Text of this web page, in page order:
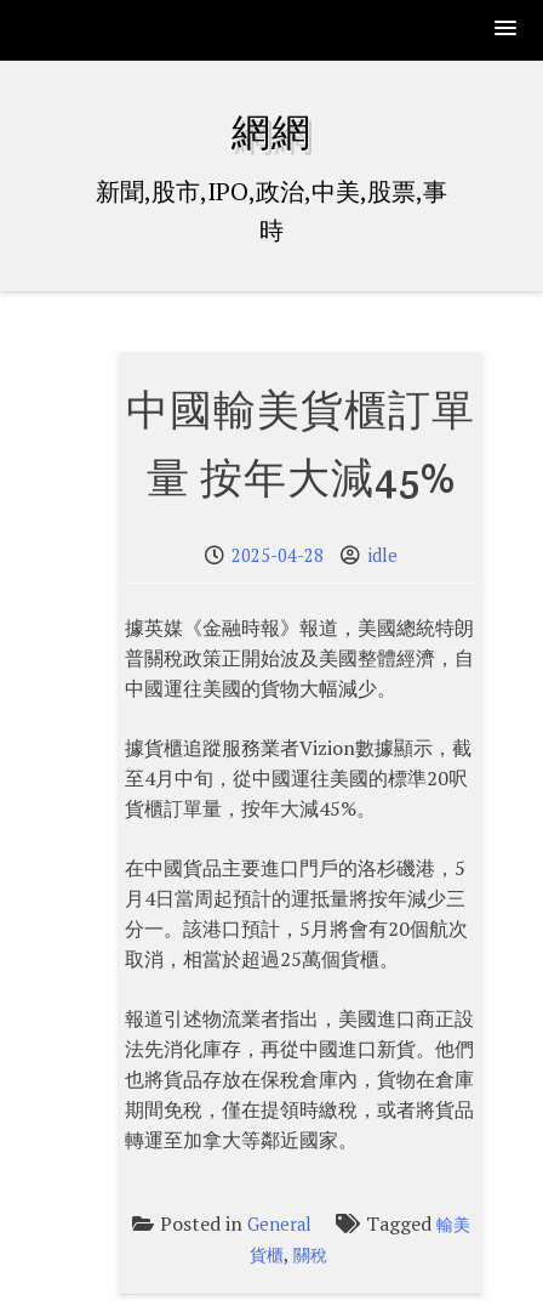
網網
新聞,股市,IPO,政治,中美,股票,事
時
中國輸美貨櫃訂單
量 按年大減45%
2025-04-28 idle
據英媒《金融時報》報道，美國總統特朗
普關稅政策正開始波及美國整體經濟，自
中國運往美國的貨物大幅減少。
據貨櫃追蹤服務業者Vizion數據顯示，截
至4月中旬，從中國運往美國的標準20呎
貨櫃訂單量，按年大減45%。
在中國貨品主要進口門戶的洛杉磯港，5
月4日當周起預計的運抵量將按年減少三
分一。該港口預計，5月將會有20個航次
取消，相當於超過25萬個貨櫃。
報道引述物流業者指出，美國進口商正設
法先消化庫存，再從中國進口新貨。他們
也將貨品存放在保稅倉庫內，貨物在倉庫
期間免稅，僅在提領時繳稅，或者將貨品
轉運至加拿大等鄰近國家。
Posted in General Tagged 輸美
貨櫃,關稅